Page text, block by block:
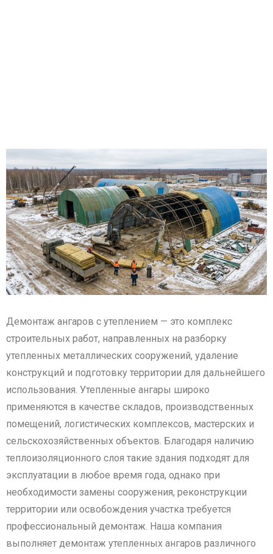
Демонтаж ангаров с утеплением — это комплекс
строительных работ, направленных на разборку
утепленных металлических сооружений, удаление
конструкций и подготовку территории для дальнейшего
использования. Утепленные ангары широко
применяются в качестве складов, производственных
помещений, логистических комплексов, мастерских и
сельскохозяйственных объектов. Благодаря наличию
теплоизоляционного слоя такие здания подходят для
эксплуатации в любое время года, однако при
необходимости замены сооружения, реконструкции
территории или освобождения участка требуется
профессиональный демонтаж. Наша компания
выполняет демонтаж утепленных ангаров различного